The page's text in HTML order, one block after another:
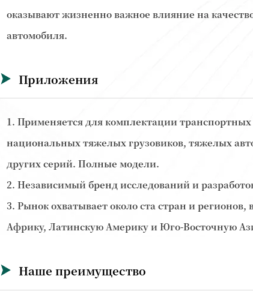
оказывают жизненно важное влияние на
автомобиля.
 Приложения
1. Применяется для комплектации
национальных тяжелых грузовиков, тяжелых
других серий. Полные модели.
2. Независимый бренд исследований и
3. Рынок охватывает около ста стран и
Африку, Латинскую Америку и Юго-Восточную
 Наше преимущество